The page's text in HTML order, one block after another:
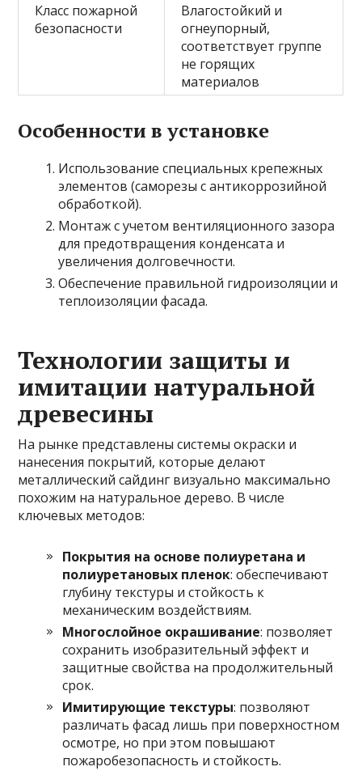
Класс пожарной
безопасности
Влагостойкий и
огнеупорный,
соответствует группе
не горящих
материалов
Особенности в установке
Использование специальных крепежных
элементов (саморезы с антикоррозийной
обработкой).
Монтаж с учетом вентиляционного зазора
для предотвращения конденсата и
увеличения долговечности.
Обеспечение правильной гидроизоляции и
теплоизоляции фасада.
Технологии защиты и
имитации натуральной
древесины
На рынке представлены системы окраски и
нанесения покрытий, которые делают
металлический сайдинг визуально максимально
похожим на натуральное дерево. В числе
ключевых методов:
Покрытия на основе полиуретана и
полиуретановых пленок: обеспечивают
глубину текстуры и стойкость к
механическим воздействиям.
Многослойное окрашивание: позволяет
сохранить изобразительный эффект и
защитные свойства на продолжительный
срок.
Имитирующие текстуры: позволяют
различать фасад лишь при поверхностном
осмотре, но при этом повышают
пожаробезопасность и стойкость.